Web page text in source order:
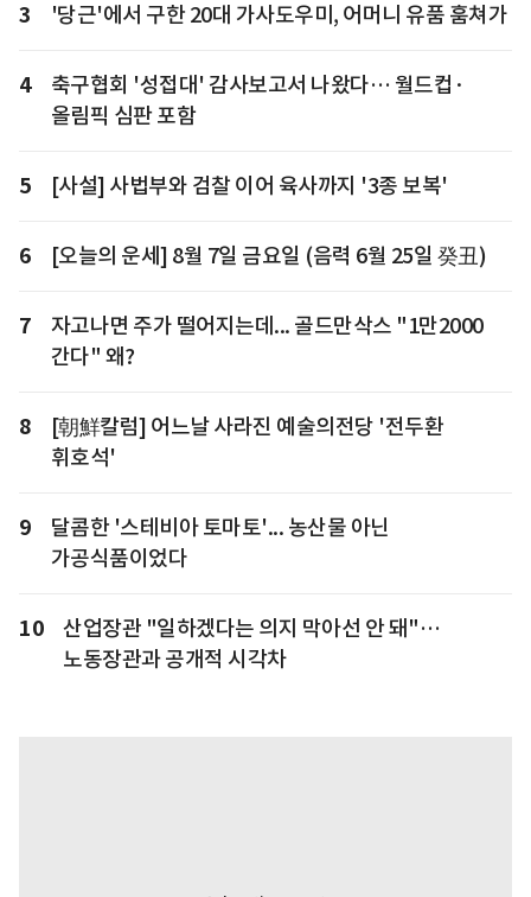
3 '당근'에서 구한 20대 가사도우미, 어머니 유품 훔쳐가
4
축구협회 '성접대' 감사보고서 나왔다… 월드컵·
올림픽 심판 포함
5 [사설] 사법부와 검찰 이어 육사까지 '3종 보복'
6 [오늘의 운세] 8월 7일 금요일 (음력 6월 25일 癸丑)
7
자고나면 주가 떨어지는데... 골드만삭스 "1만2000
간다" 왜?
8
[朝鮮칼럼] 어느날 사라진 예술의전당 '전두환
휘호석'
9
달콤한 '스테비아 토마토'... 농산물 아닌
가공식품이었다
10
산업장관 "일하겠다는 의지 막아선 안 돼"…
노동장관과 공개적 시각차